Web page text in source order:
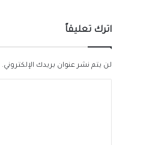
اترك تعليقاً
لن يتم نشر عنوان بريدك الإلكتروني.